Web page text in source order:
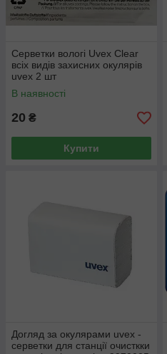
Серветки вологі Uvex Clear
всіх видів захисних окулярів
uvex 2 шт
В наявності
20 ₴
Купити
Догляд за окулярами uvex -
серветки для станції очисткки